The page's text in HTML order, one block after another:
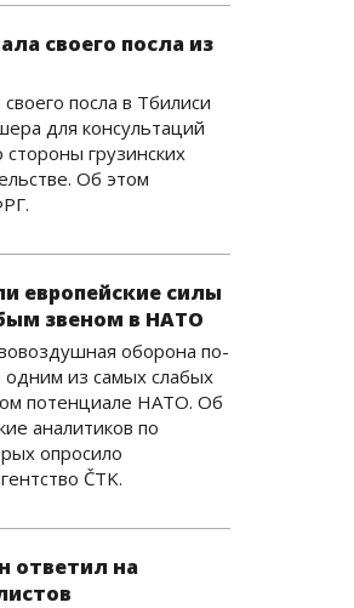
своего посла из
посла в Тбилиси
для консультаций
грузинских
Об этом
европейские силы
звеном в НАТО
оборона по-
одним из самых слабых
потенциале НАТО. Об
аналитиков по
опросило
ČTK.
ответил на